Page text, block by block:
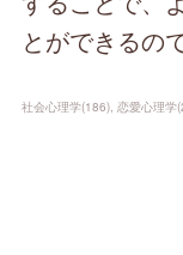
とができるの
社会心理学(186) 恋愛心理学(